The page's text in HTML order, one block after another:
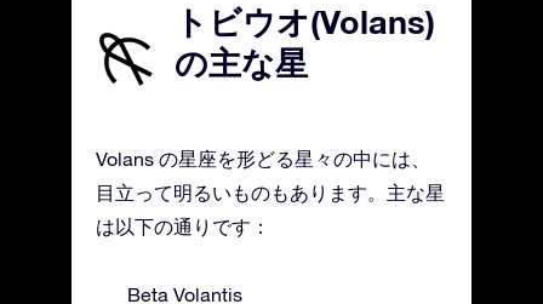
トビウオ(Volans)
の主な星
Volans の星座を形どる星々の中には、
目立って明るいものもあります。主な星
は以下の通りです：
Beta Volantis